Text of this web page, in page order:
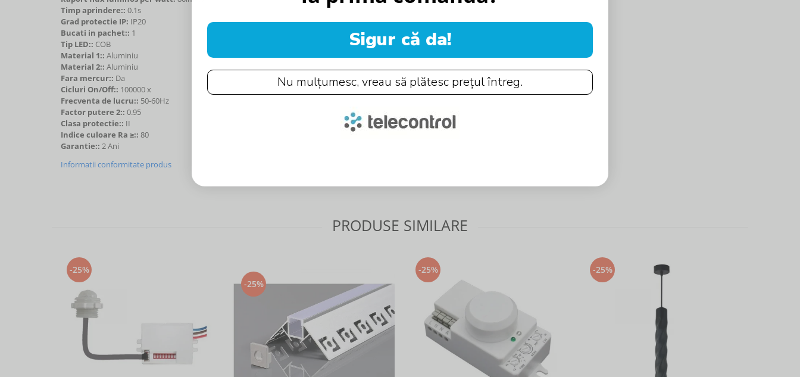
Timp aprindere:: 0.1s
Grad protectie IP: IP20
Bucati in pachet:: 1
Tip LED:: COB
Material 1:: Aluminiu
Material 2:: Aluminiu
Fara mercur:: Da
Cicluri On/Off:: 100000 x
Frecventa de lucru:: 50-60Hz
Factor putere 2:: 0.95
Clasa protectie:: II
Indice culoare Ra ≥:: 80
Garantie:: 2 Ani
Informatii conformitate produs
PRODUSE SIMILARE
-25%
-25%
-25% -25%
Sigur că da!
Nu mulțumesc, vreau să plătesc prețul întreg.